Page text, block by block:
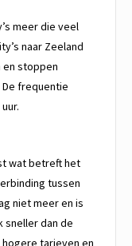
meer die veel
naar Zeeland
en stoppen
frequentie
wat betreft het
tussen
niet meer en is
sneller dan de
tarieven en